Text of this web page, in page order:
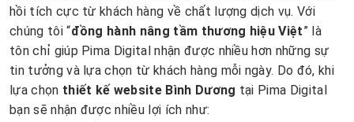
hồi tích cực từ khách hàng về chất lượng dịch vụ. Với
chúng tôi “đồng hành nâng tầm thương hiệu Việt” là
tôn chỉ giúp Pima Digital nhận được nhiều hơn những sự
tin tưởng và lựa chọn từ khách hàng mỗi ngày. Do đó, khi
lựa chọn thiết kế website Bình Dương tại Pima Digital
bạn sẽ nhận được nhiều lợi ích như: